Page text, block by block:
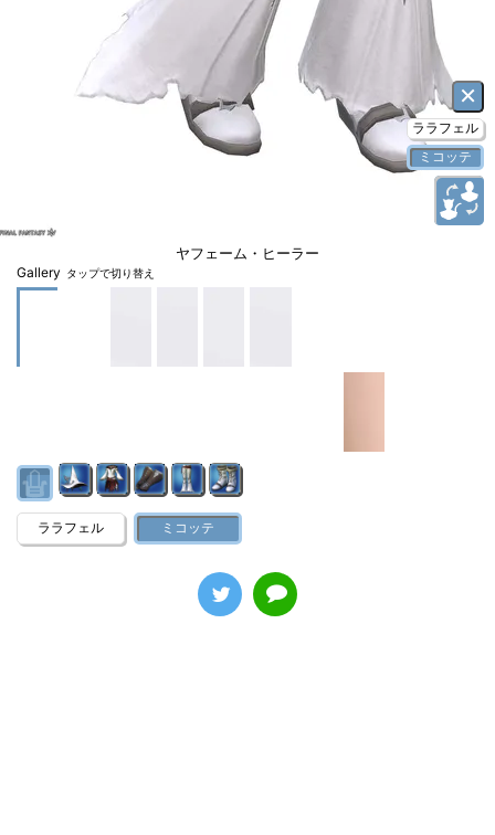
ヤフェーム・ヒーラー
×
ララフェル
ミコッテ
Gallery タップで切り替え
ララフェル ミコッテ